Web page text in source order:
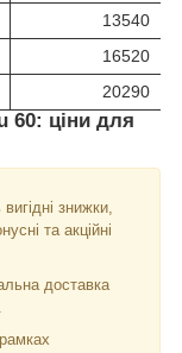
13540
16520
20290
60: ціни для
знижки,
та акційні
доставка